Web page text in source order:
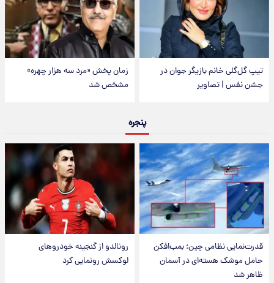
تیپ گل‌گلی خانم بازیگر جوان در
جشن نفس | تصاویر
زمان پخش «مرد سه هزار چهره»
مشخص شد
پنجره
قدرت‌نمایی نظامی چین؛ بمب‌افکن
حامل موشک هسته‌ای در آسمان
ظاهر شد
رونالدو از گنجینه خودروهای
لوکسش رونمایی کرد